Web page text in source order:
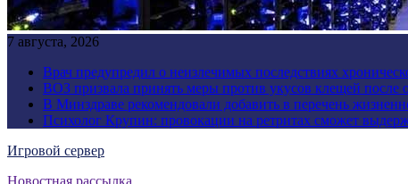
7 августа, 2026
Врач предупредил о неизлечимых последствиях
ВОЗ призвала принять меры против укусов клещей
В Минздраве рекомендовали добавить в перечень
Психолог Крупин: провокации на ретритах сможет
Игровой сервер
Новостная рассылка